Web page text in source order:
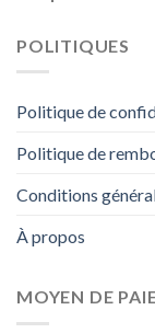
POLITIQUES
Politique de
Politique de
Conditions
À propos
MOYEN DE